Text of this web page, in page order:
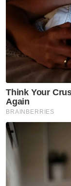
Mengulas
melibatkan
serta
Nasional
Katanya,
akan
Kuantan bagi
Menurut
bersetuju
selepas